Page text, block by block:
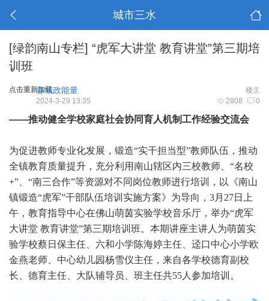
城市三水
[绿韵南山专栏] “虎军大讲堂 教育讲堂”第三期培
训班
点击重新加载 楼主
淼城政能量
2808 0
2024-3-29 13:35
——推动健全学校家庭社会协同育人机制工作经验交流会
为促进教师专业化发展，锻造“实干担当型”教师队伍，推动
全镇教育质量提升，充分利用南山辖区内三校教师、“名校
+”、“南三合作”等资源对不同岗位教师进行培训，以《南山
镇锻造“虎军”干部队伍培训实施方案》为导向，3月27日上
午，教育指导中心在佛山萌茵实验学校音乐厅，举办“虎军
大讲堂 教育讲堂”第三期培训班。本期讲座主讲人为萌茵实
验学校蔡日保主任、六和小学陈海婷主任、迳口中心小学欧
金燕老师、中心幼儿园杨雪仪主任，来自各学校德育副校
长、德育主任、大队辅导员、班主任共55人参加培训。